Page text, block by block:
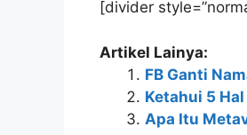
[divider
Artikel Lainya:
FB Ganti
Ketahui 5
Apa Itu